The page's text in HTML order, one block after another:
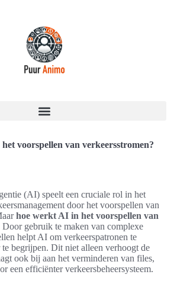
voorspellen van verkeersstromen?
(AI) speelt een cruciale rol in het
door het voorspellen van
hoe werkt AI in het voorspellen van
Door gebruik te maken van complexe
helpt AI om verkeerspatronen te
te begrijpen. Dit niet alleen verhoogt de
ook bij aan het verminderen van files,
een efficiënter verkeersbeheersysteem.